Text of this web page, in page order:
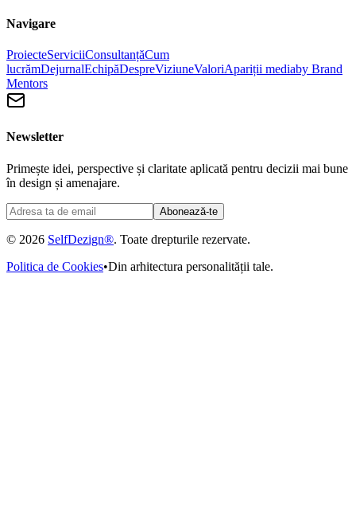
Navigare
ProiecteServiciiConsultanțăCum
lucrămDejurnalEchipăDespreViziuneValoriApariții mediaby Brand
Mentors
Newsletter
Primește idei, perspective și claritate aplicată pentru decizii mai bune
în design și amenajare.
Abonează-te
© 2026 SelfDezign®. Toate drepturile rezervate.
Politica de Cookies•Din arhitectura personalității tale.